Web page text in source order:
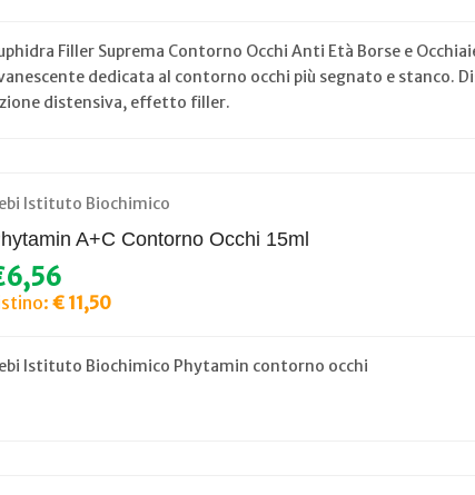
Filler Suprema Contorno Occhi Anti Età Borse e
dedicata al contorno occhi più segnato e stanco.
distensiva, effetto filler.
Istituto Biochimico
A+C Contorno Occhi 15ml
€ 11,50
Istituto Biochimico Phytamin contorno occhi